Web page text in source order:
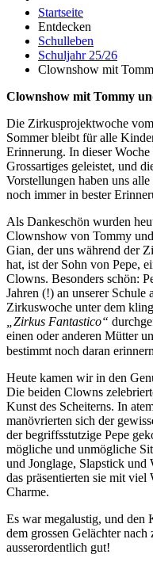
Startseite
Entdecken
Schulleben
Schuljahr 25/26
Clownshow mit
Clownshow mit Tommy
Die Zirkusprojektwoche
Sommer bleibt für alle
Erinnerung. In dieser Woche
Grossartiges geleistet, und
Vorstellungen haben uns
noch immer in bester
Als Dankeschön wurden
Clownshow von Tommy
Gian, der uns während der
hat, ist der Sohn von Pepe,
Clowns. Besonders schön:
Jahren (!) an unserer Schule
Zirkuswoche unter dem
„Zirkus Fantastico“
einen oder anderen Mütter
bestimmt noch daran
Heute kamen wir in den
Die beiden Clowns
Kunst des Scheiterns. In
manövrierten sich der
der begriffsstutzige Pepe
mögliche und unmögliche
und Jonglage, Slapstick und
das präsentierten sie mit viel
Charme.
Es war megalustig, und den
dem grossen Gelächter nach
ausserordentlich gut!